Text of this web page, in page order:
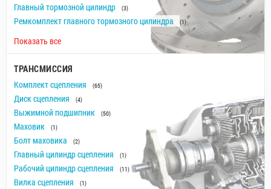
Главный тормозной цилиндр (3)
Ремкомплект главного тормозного цилиндра (1)
Показать все
ТРАНСМИССИЯ
Комплект сцепления (65)
Диск сцепления (4)
Выжимной подшипник (50)
Маховик (1)
Болт маховика (2)
Главный цилиндр сцепления (1)
Рабочий цилиндр сцепления (11)
Вилка сцепления (1)